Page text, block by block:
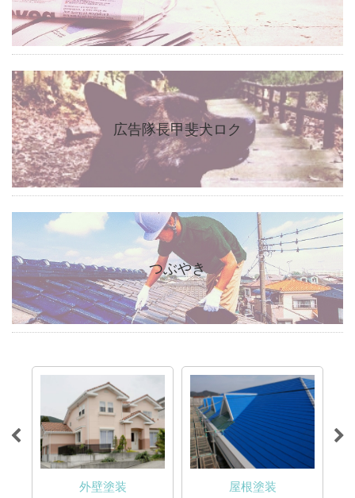
広告隊長甲斐犬ロク
つぶやき
外壁塗装 屋根塗装